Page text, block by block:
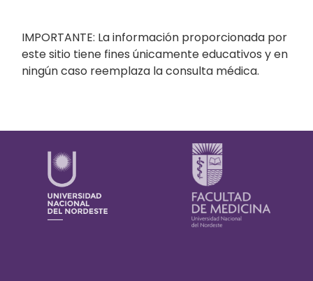
IMPORTANTE: La información proporcionada por
este sitio tiene fines únicamente educativos y en
ningún caso reemplaza la consulta médica.